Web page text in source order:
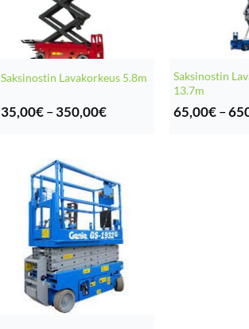
Saksinostin Lavakorkeus 5.8m
35,00€–350,00€Hintaluokka:
Saksinostin
13.7m
65,00€–